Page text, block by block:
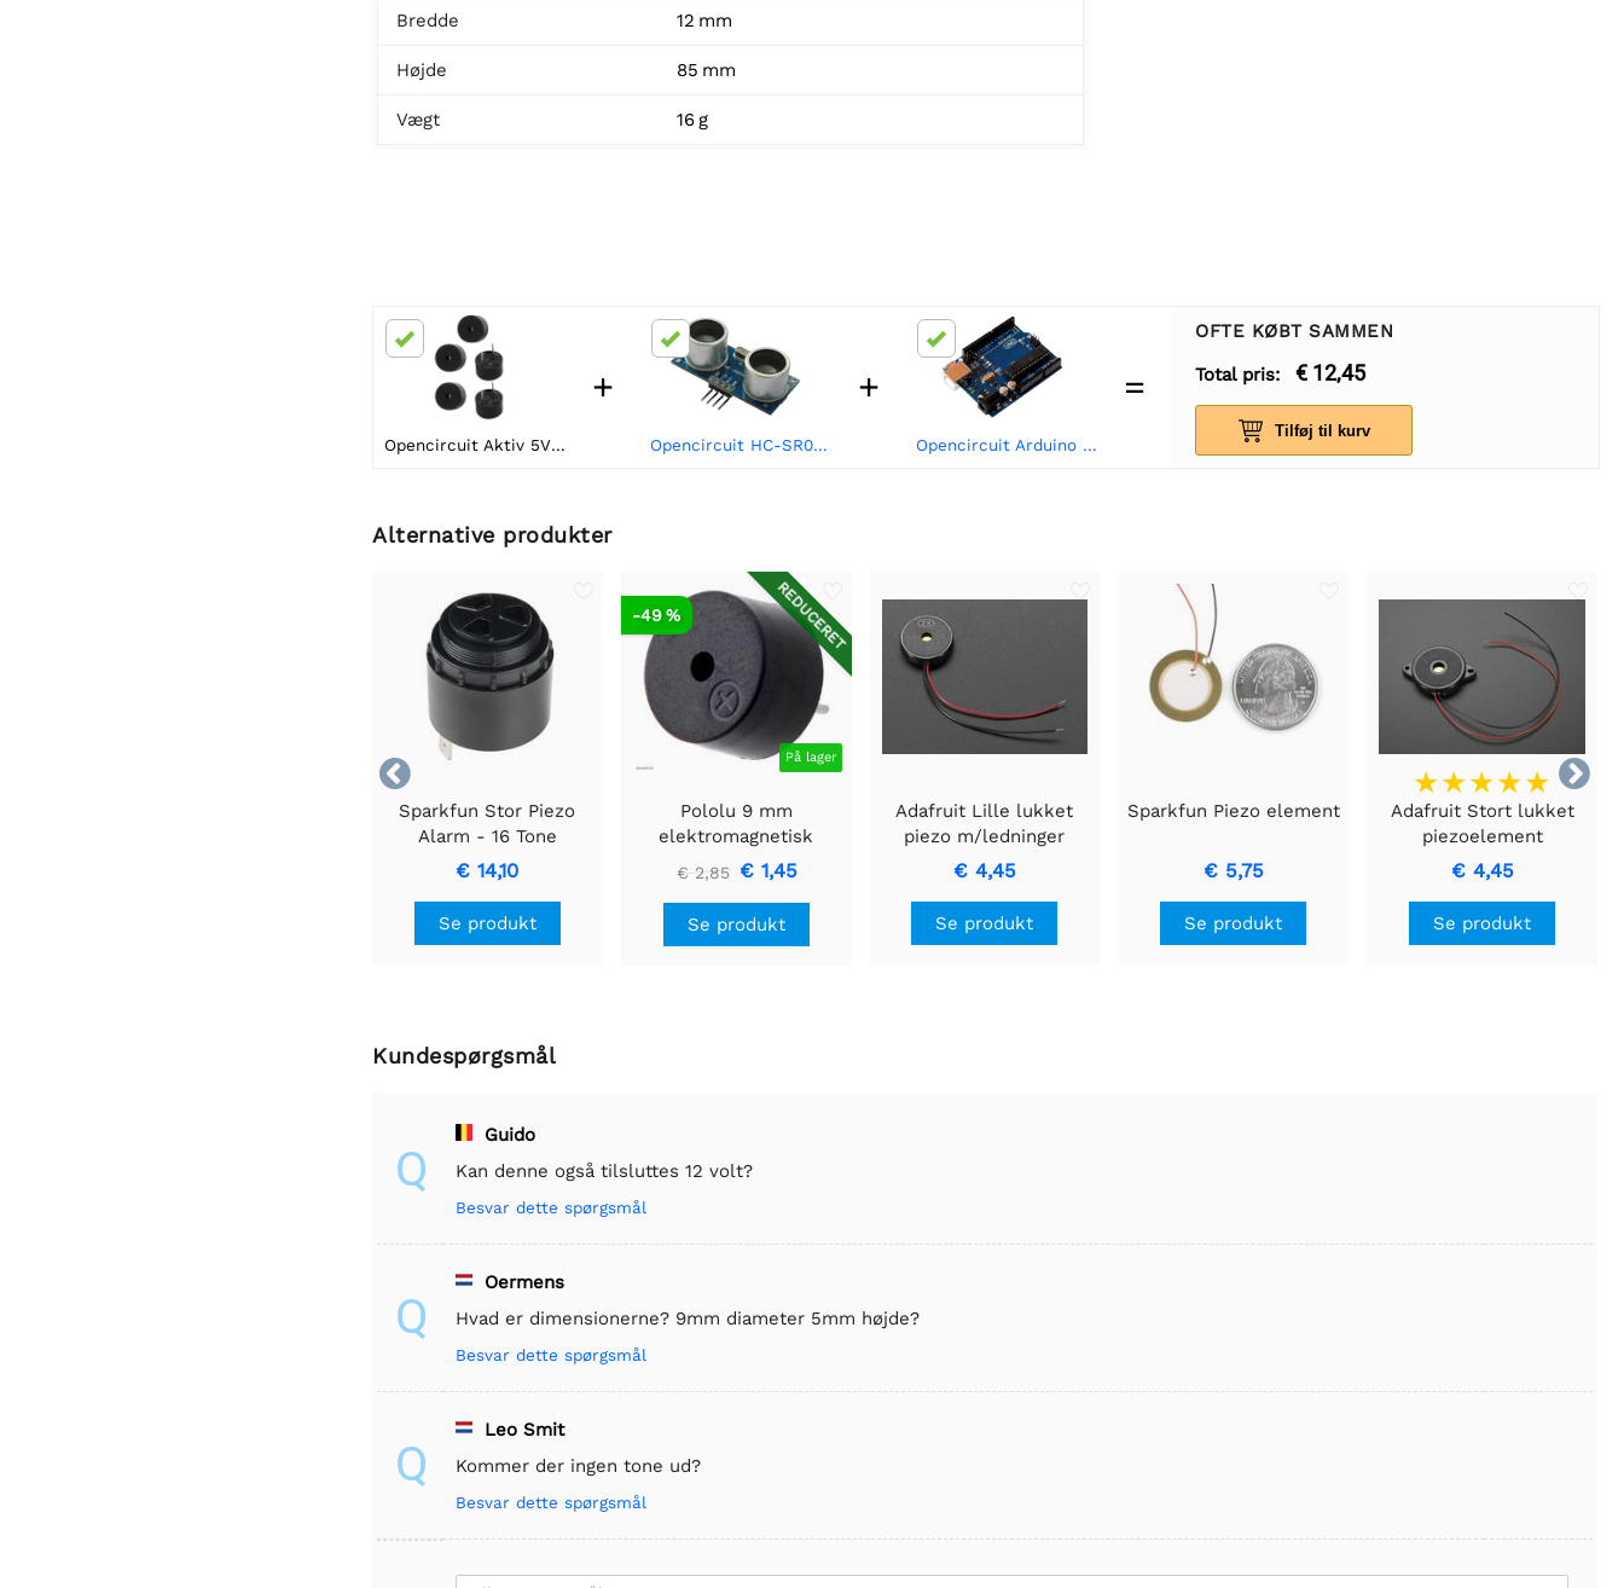
Bredde 12 mm
Højde 85 mm
Vægt 16 g
Opencircuit Aktiv 5V buzzer 3kHz - 5 stk
+
Opencircuit HC-SR04 Ultralydsafstandsregistreringsmodul
+
Opencircuit Arduino Uno R3 - klon
=
OFTE KØBT SAMMEN
Total pris:
€ 12,45
Tilføj til kurv
Alternative produkter


Sparkfun Stor Piezo
Alarm - 16 Tone
€ 14,10
Se produkt
REDUCERET
På lager
-49 %
Pololu 9 mm
elektromagnetisk
summer: 40Ω, 4-6V,
topåbning
€ 2,85 € 1,45
Se produkt
Adafruit Lille lukket
piezo m/ledninger
€ 4,45
Se produkt
Sparkfun Piezo element
€ 5,75
Se produkt
Adafruit Stort lukket
piezoelement
m/ledninger
€ 4,45
Se produkt
Kundespørgsmål
Q
Guido
Kan denne også tilsluttes 12 volt?
Besvar dette spørgsmål
Q
Oermens
Hvad er dimensionerne? 9mm diameter 5mm højde?
Besvar dette spørgsmål
Q
Leo Smit
Kommer der ingen tone ud?
Besvar dette spørgsmål